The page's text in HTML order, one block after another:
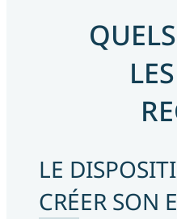
LE
CRÉER SON